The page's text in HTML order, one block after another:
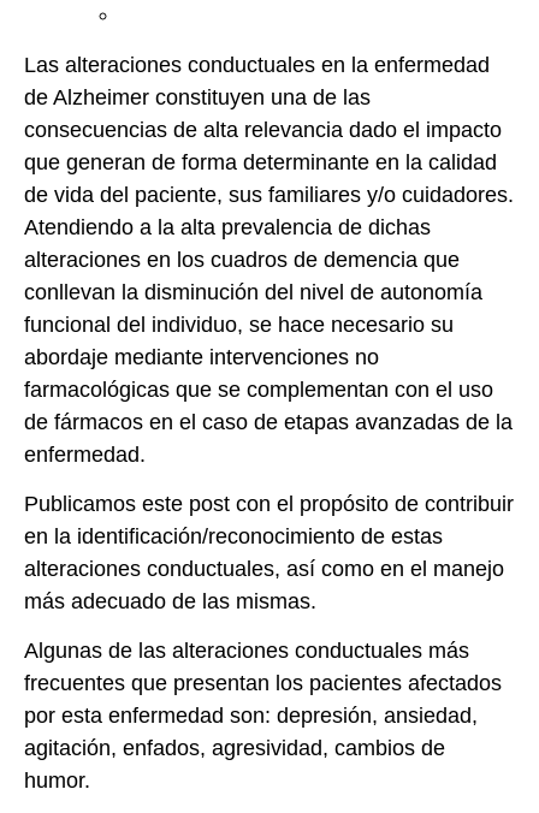
Las alteraciones conductuales en la enfermedad
de Alzheimer constituyen una de las
consecuencias de alta relevancia dado el impacto
que generan de forma determinante en la calidad
de vida del paciente, sus familiares y/o cuidadores.
Atendiendo a la alta prevalencia de dichas
alteraciones en los cuadros de demencia que
conllevan la disminución del nivel de autonomía
funcional del individuo, se hace necesario su
abordaje mediante intervenciones no
farmacológicas que se complementan con el uso
de fármacos en el caso de etapas avanzadas de la
enfermedad.
Publicamos este post con el propósito de contribuir
en la identificación/reconocimiento de estas
alteraciones conductuales, así como en el manejo
más adecuado de las mismas.
Algunas de las alteraciones conductuales más
frecuentes que presentan los pacientes afectados
por esta enfermedad son: depresión, ansiedad,
agitación, enfados, agresividad, cambios de
humor.